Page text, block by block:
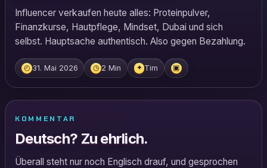
Influencer verkaufen heute alles: Proteinpulver,
Finanzkurse, Hautpflege, Mindset, Dubai und sich
selbst. Hauptsache authentisch. Also gegen Bezahlung.
◴ 31. Mai 2026 ◷ 2 Min ✦ Tim ▣
KOMMENTAR
Deutsch? Zu ehrlich.
Überall steht nur noch Englisch drauf, und gesprochen